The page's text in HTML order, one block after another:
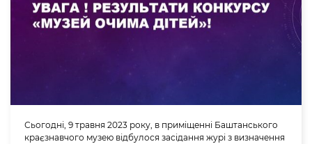
Сьогодні, 9 травня 2023 року, в приміщенні Баштанського
краєзнавчого музею відбулося засідання журі з визначення